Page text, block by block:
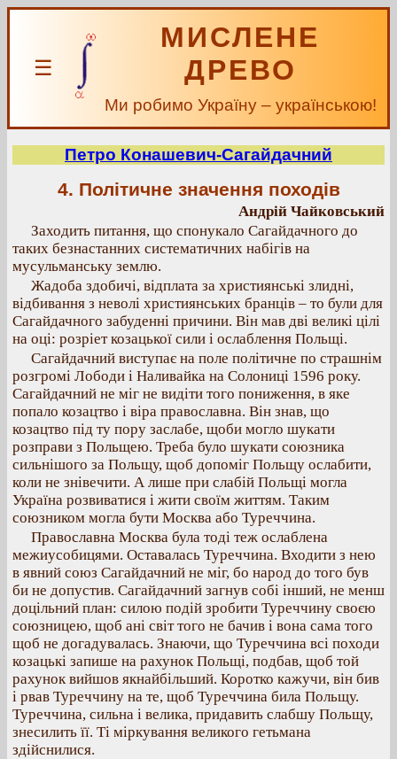
☰
МИСЛЕНЕ
ДРЕВО
Ми робимо Україну – українською!
Петро Конашевич-Сагайдачний
4. Політичне значення походів
Андрій Чайковський
Заходить питання, що спонукало Сагайдачного до
таких безнастанних систематичних набігів на
мусульманську землю.
Жадоба здобичі, відплата за християнські злидні,
відбивання з неволі християнських бранців – то були для
Сагайдачного забуденні причини. Він мав дві великі цілі
на оці: розріет козацької сили і ослаблення Польщі.
Сагайдачний виступає на поле політичне по страшнім
розгромі Лободи і Наливайка на Солониці 1596 року.
Сагайдачний не міг не видіти того пониження, в яке
попало козацтво і віра православна. Він знав, що
козацтво під ту пору заслабе, щоби могло шукати
розправи з Польщею. Треба було шукати союзника
сильнішого за Польщу, щоб допоміг Польщу ослабити,
коли не знівечити. А лише при слабій Польщі могла
Україна розвиватися і жити своїм життям. Таким
союзником могла бути Москва або Туреччина.
Православна Москва була тоді теж ослаблена
межиусобицями. Оставалась Туреччина. Входити з нею
в явний союз Сагайдачний не міг, бо народ до того був
би не допустив. Сагайдачний загнув собі інший, не менш
доцільний план: силою подій зробити Туреччину своєю
союзницею, щоб ані світ того не бачив і вона сама того
щоб не догадувалась. Знаючи, що Туреччина всі походи
козацькі запише на рахунок Польщі, подбав, щоб той
рахунок вийшов якнайбільший. Коротко кажучи, він бив
і рвав Туреччину на те, щоб Туреччина била Польщу.
Туреччина, сильна і велика, придавить слабшу Польщу,
знесилить її. Ті міркування великого гетьмана
здійснилися.